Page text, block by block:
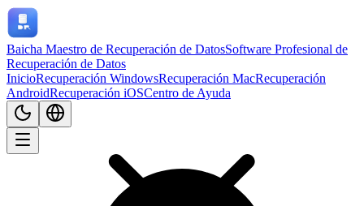
Baicha Maestro de Recuperación de DatosSoftware Profesional de
Recuperación de Datos
InicioRecuperación WindowsRecuperación MacRecuperación
AndroidRecuperación iOSCentro de Ayuda